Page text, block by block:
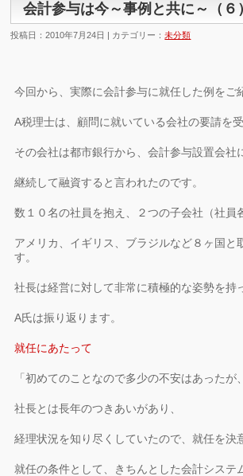
会計参与は今～事例と共に～（６
投稿日：2010年7月24日 | カテゴリー：未分類
今回から、実際に会計参与に就任した例をご
A税理士は、顧問に就いている会社の要請を受
その会社は都市銀行から、会計参与設置会社
継続して融資すると言われたのです。
数１０名の社員を抱え、２つの子会社（社員
アメリカ、イギリス、ブラジルなど８ヶ国と
す。
社長は経営に対して非常に積極的な姿勢を持
A氏は振り返ります。
就任にあたって
「初めてのことなので多少の不安はあったが、
社長とは長年のつきあいがあり、
経理状況を知り尽くしていたので、就任を決
就任の条件として、きちんとした会計システ